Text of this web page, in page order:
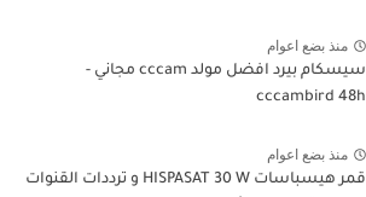
منذ بضع اعوام
سيسكام بيرد افضل مولد cccam مجاني -
cccambird 48h
منذ بضع اعوام
قمر هيسباسات HISPASAT 30 W و ترددات القنوات